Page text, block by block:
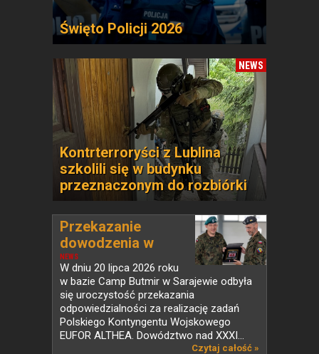
Święto Policji 2026
NEWS
Kontrterroryści z Lublina
szkolili się w budynku
przeznaczonym do rozbiórki
NEWS
Przekazanie
dowodzenia w
PKW...
W dniu 20 lipca 2026 roku
w bazie Camp Butmir w Sarajewie odbyła
się uroczystość przekazania
odpowiedzialności za realizację zadań
Polskiego Kontyngentu Wojskowego
EUFOR ALTHEA. Dowództwo nad XXXI...
Czytaj całość »